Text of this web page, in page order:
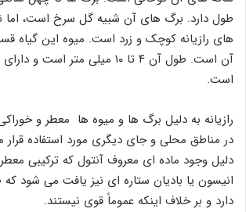
طول دارد. برگ های آن شبیه گل سرخ است،
های رازیانه کوچک و زرد است. میوه این گیاه
آن است. طول آن ۴ تا ۱۰ میلی متر
است.
رازیانه به دلیل برگ ها و میوه ها معطر و
در مناطق محلی و جای دیگری مورد استفاده
دلیل وجود ماده ای معروف آنتول که ترکیبی
انیسون یا بادیان ستاره ای نیز یافت می شود
دارد و بر خلاف اینکه عموماً قوی نیستند.